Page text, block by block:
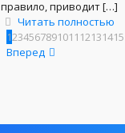
правило, приводит[…]
Читать полностью
1234567891011 12131415
Вперед